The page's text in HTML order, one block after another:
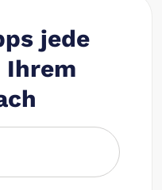
jede
Ihrem